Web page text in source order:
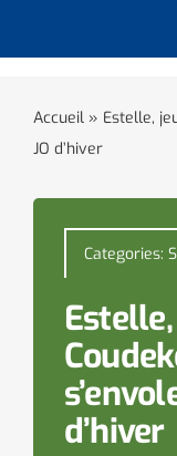
Vie municipale
Enfance,
Culture et loisirs
Social &
Accueil» Estelle,
JO d’hiver
Categories:
d’hiver